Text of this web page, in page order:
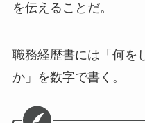
を伝えることだ。
職務経歴書には「何を
か」を数字で書く。